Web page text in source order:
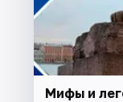
Мифы и